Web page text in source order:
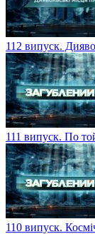
112 випуск.
111 випуск. По
110 випуск.